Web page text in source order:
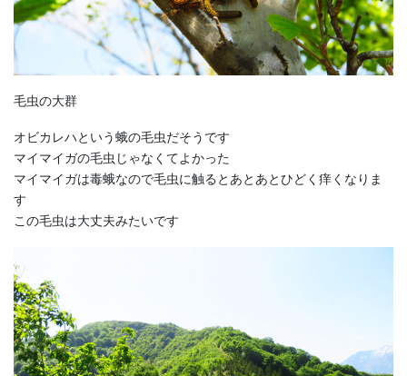
毛虫の大群
オビカレハという蛾の毛虫だそうです
マイマイガの毛虫じゃなくてよかった
マイマイガは毒蛾なので毛虫に触るとあとあとひどく痒くなりま
す
この毛虫は大丈夫みたいです